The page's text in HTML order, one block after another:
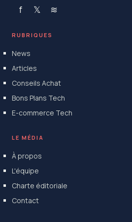
f 𝕏 ≋
RUBRIQUES
News
Articles
Conseils Achat
Bons Plans Tech
E-commerce Tech
LE MÉDIA
À propos
L'équipe
Charte éditoriale
Contact